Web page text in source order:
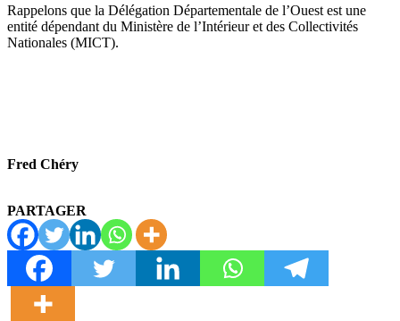
Rappelons que la Délégation Départementale de l’Ouest est une
entité dépendant du Ministère de l’Intérieur et des Collectivités
Nationales (MICT).
Fred Chéry
PARTAGER